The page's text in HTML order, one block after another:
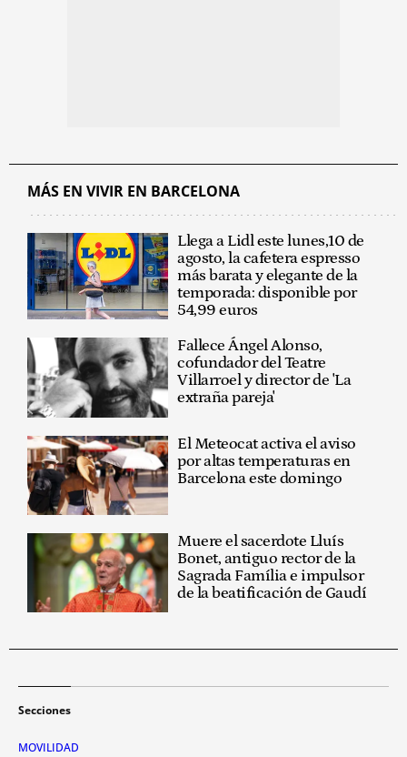
MÁS EN VIVIR EN BARCELONA
Llega a Lidl este lunes,10 de
agosto, la cafetera espresso
más barata y elegante de la
temporada: disponible por
54,99 euros
Fallece Ángel Alonso,
cofundador del Teatre
Villarroel y director de 'La
extraña pareja'
El Meteocat activa el aviso
por altas temperaturas en
Barcelona este domingo
Muere el sacerdote Lluís
Bonet, antiguo rector de la
Sagrada Família e impulsor
de la beatificación de Gaudí
Secciones
MOVILIDAD